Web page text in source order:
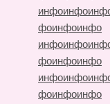
инфоинфо
фоинфоинфо
инфоинфо
фоинфоинфо
инфоинфо
фоинфоинфо